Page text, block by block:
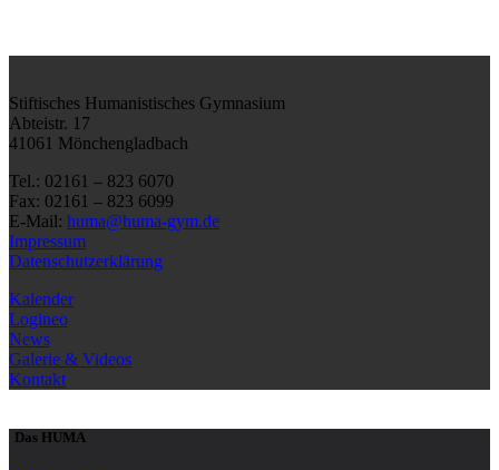
Stiftisches Humanistisches Gymnasium
Abteistr. 17
41061 Mönchengladbach
Tel.: 02161 – 823 6070
Fax: 02161 – 823 6099
E-Mail: huma@huma-gym.de
Impressum
Datenschutzerklärung
Kalender
Logineo
News
Galerie & Videos
Kontakt
Das HUMA